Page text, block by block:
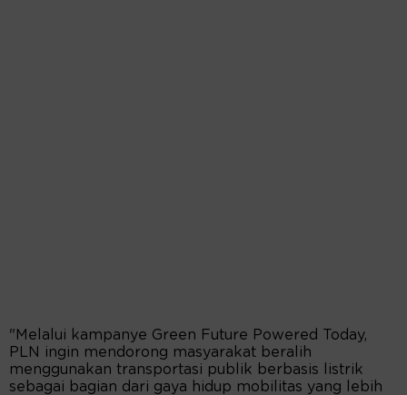
"Melalui kampanye Green Future Powered Today,
PLN ingin mendorong masyarakat beralih
menggunakan transportasi publik berbasis listrik
sebagai bagian dari gaya hidup mobilitas yang lebih